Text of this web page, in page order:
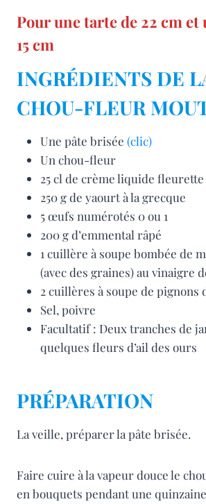
Pour une tarte de 22 cm et
15 cm
INGRÉDIENTS DE
CHOU-FLEUR
Une pâte brisée (clic)
Un chou-fleur
25 cl de crème liquide fleurette
250 g de yaourt à la grecque
5 œufs numérotés 0 ou 1
200 g d’emmental râpé
1 cuillère à soupe bombée de
(avec des graines) au vinaigre
2 cuillères à soupe de pignons
Sel, poivre
Facultatif : Deux tranches de
quelques fleurs d’ail des ours
PRÉPARATION
La veille, préparer la pâte brisée.
Faire cuire à la vapeur douce le
en bouquets pendant une